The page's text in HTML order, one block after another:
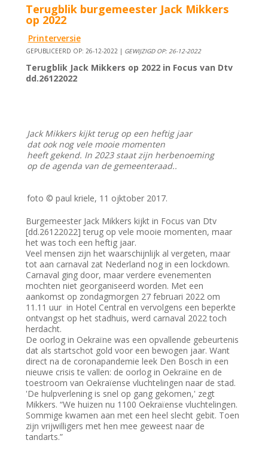
Terugblik burgemeester Jack Mikkers
op 2022
Printerversie
GEPUBLICEERD OP: 26-12-2022 | GEWIJZIGD OP: 26-12-2022
Terugblik Jack Mikkers op 2022 in Focus van Dtv
dd.26122022
Jack Mikkers kijkt terug op een heftig jaar
dat ook nog vele mooie momenten
heeft gekend. In 2023 staat zijn herbenoeming
op de agenda van de gemeenteraad..
foto © paul kriele, 11 ojktober 2017.
Burgemeester Jack Mikkers kijkt in Focus van Dtv
[dd.26122022] terug op vele mooie momenten, maar
het was toch een heftig jaar.
Veel mensen zijn het waarschijnlijk al vergeten, maar
tot aan carnaval zat Nederland nog in een lockdown.
Carnaval ging door, maar verdere evenementen
mochten niet georganiseerd worden. Met een
aankomst op zondagmorgen 27 februari 2022 om
11.11 uur in Hotel Central en vervolgens een beperkte
ontvangst op het stadhuis, werd carnaval 2022 toch
herdacht.
De oorlog in Oekraïne was een opvallende gebeurtenis
dat als startschot gold voor een bewogen jaar. Want
direct na de coronapandemie leek Den Bosch in een
nieuwe crisis te vallen: de oorlog in Oekraïne en de
toestroom van Oekraïense vluchtelingen naar de stad.
'De hulpverlening is snel op gang gekomen,' zegt
Mikkers. “We huizen nu 1100 Oekraïense vluchtelingen.
Sommige kwamen aan met een heel slecht gebit. Toen
zijn vrijwilligers met hen mee geweest naar de
tandarts.”